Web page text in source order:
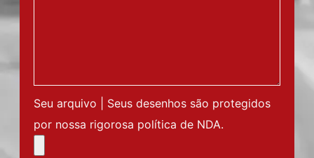
Seu arquivo | Seus desenhos são protegidos
por nossa rigorosa política de NDA.